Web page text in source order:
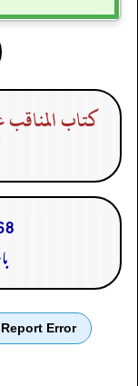
كتاب
68. باب
Report Error